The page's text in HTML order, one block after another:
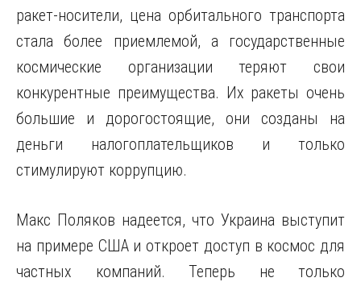
ракет-носители, цена орбитального транспорта
стала более приемлемой, а государственные
космические организации теряют свои
конкурентные преимущества. Их ракеты очень
большие и дорогостоящие, они созданы на
деньги налогоплательщиков и только
стимулируют коррупцию.
Макс Поляков надеется, что Украина выступит
на примере США и откроет доступ в космос для
частных компаний. Теперь не только